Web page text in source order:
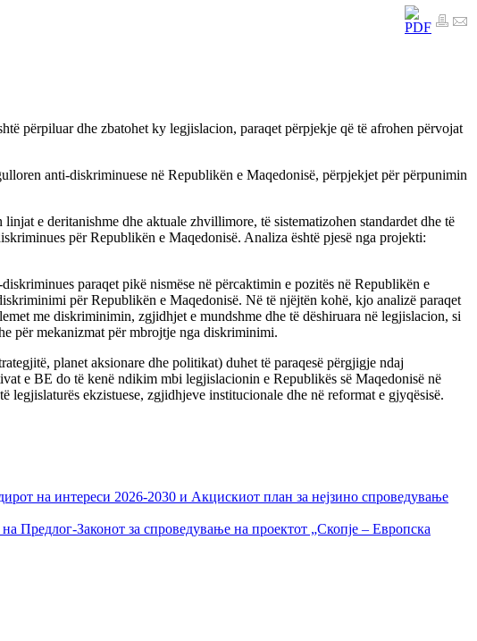
përpiluar dhe zbatohet ky legjislacion, paraqet përpjekje që të afrohen përvojat
anti-diskriminuese në Republikën e Maqedonisë, përpjekjet për përpunimin
e deritanishme dhe aktuale zhvillimore, të sistematizohen standardet dhe të
për Republikën e Maqedonisë. Analiza është pjesë nga projekti:
paraqet pikë nismëse në përcaktimin e pozitës në Republikën e
për Republikën e Maqedonisë. Në të njëjtën kohë, kjo analizë paraqet
me diskriminimin, zgjidhjet e mundshme dhe të dëshiruara në legjislacion, si
për mekanizmat për mbrojtje nga diskriminimi.
planet aksionare dhe politikat) duhet të paraqesë përgjigje ndaj
e BE do të kenë ndikim mbi legjislacionin e Republikës së Maqedonisë në
legjislaturës ekzistuese, zgjidhjeve institucionale dhe në reformat e gjyqësisë.
на интереси 2026-2030 и Акцискиот план за нејзино спроведување
Предлог-Законот за спроведување на проектот „Скопје – Европска